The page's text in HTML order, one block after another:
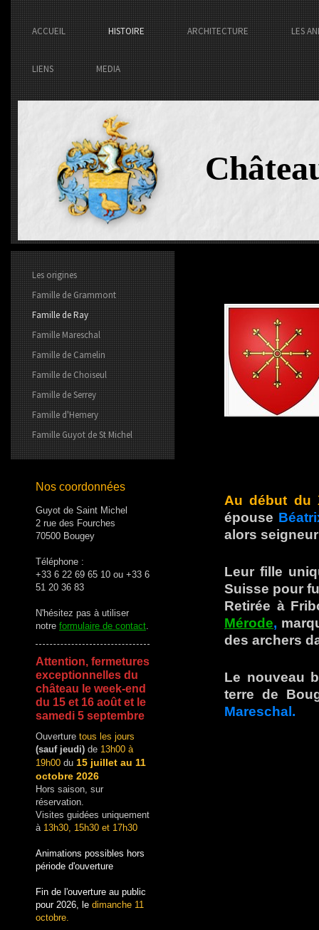
ACCUEIL HISTOIRE ARCHITECTURE LES
LIENS MEDIA
Les origines
Famille de Grammont
Famille de Ray
Famille Mareschal
Famille de Camelin
Famille de Choiseul
Famille de Serrey
Famille d'Hemery
Famille Guyot de St Michel
Nos coordonnées
Guyot de Saint Michel
2 rue des Fourches
70500 Bougey
Téléphone :
+33 6 22 69 65 10 ou +33 6
51 20 36 83
N'hésitez pas à utiliser
notre formulaire de contact
Attention, fermetures
exceptionnelles du
château le week-end
du 15 et 16 août et le
samedi 5 septembre
Ouverture tous les jours
(sauf jeudi) de 13h00 à
19h00 du 15 juillet au 11
octobre 2026
Hors saison, sur
réservation.
Visites guidées uniquement
à 13h30, 15h30 et 17h30
Animations possibles hors
période d'ouverture
Fin de l'ouverture au public
pour 2026, le dimanche 11
octobre.
Au début du
épouse
alors
Leur fille
Suisse pour
Retirée à
Mérode,
des archers
Le nouveau
terre de
Mareschal.